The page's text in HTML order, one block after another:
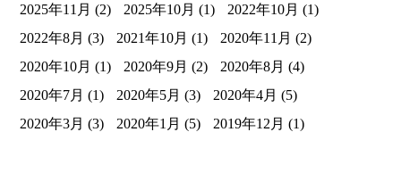
2025年11月 (2) 2025年10月 (1) 2022年10月 (1)
2022年8月 (3) 2021年10月 (1) 2020年11月 (2)
2020年10月 (1) 2020年9月 (2) 2020年8月 (4)
2020年7月 (1) 2020年5月 (3) 2020年4月 (5)
2020年3月 (3) 2020年1月 (5) 2019年12月 (1)